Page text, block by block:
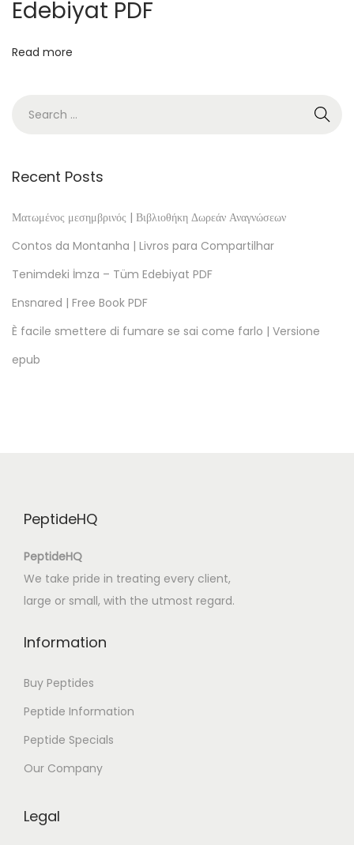
F
a
n
P
r
d
e
Edebiyat PDF
Read more
Recent Posts
Ματωμένος μεσημβρινός | Βιβλιοθήκη Δωρεάν Αναγνώσεων
Contos da Montanha | Livros para Compartilhar
Tenimdeki İmza – Tüm Edebiyat PDF
Ensnared | Free Book PDF
È facile smettere di fumare se sai come farlo | Versione
epub
PeptideHQ
PeptideHQ
We take pride in treating every client,
large or small, with the utmost regard.
Information
Buy Peptides
Peptide Information
Peptide Specials
Our Company
Legal